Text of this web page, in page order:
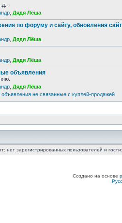
Дядя Лёша
по форуму и сайту, обновления
Дядя Лёша
Дядя Лёша
объявления
Дядя Лёша
не связанные с куплей-продажей
нет зарегистрированных пользователей и
Создано на основе